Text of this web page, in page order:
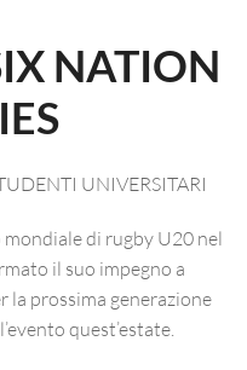
NATION
UNIVERSITARI
di rugby U20 nel
il suo impegno a
la prossima generazione
quest’estate.